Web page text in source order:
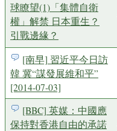
球瞭望(1)「集體自衛
權」解禁 日本重生？
引戰邊緣？
[南早] 習近平今日訪
韓 冀“謀發展維和平”
[2014-07-03]
[BBC] 英媒：中國應
保持對香港自由的承諾